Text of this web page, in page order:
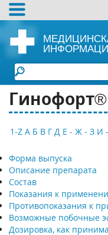
1-Z А Б В Г Д Е - Ж - З И
Форма выпуска
Описание препарата
Состав
Показания к
Противопоказания к
Возможные побочные
Дозировка, как